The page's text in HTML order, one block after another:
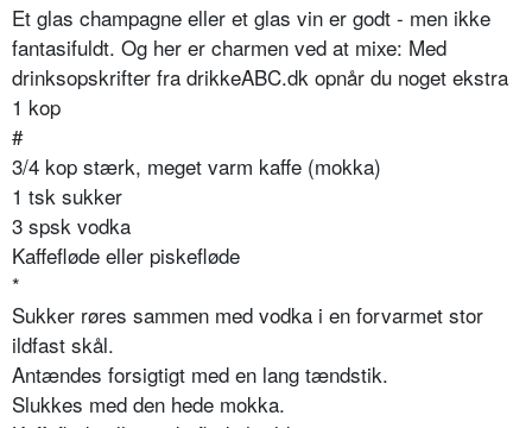
Et glas champagne eller et glas vin er godt - men ikke
fantasifuldt. Og her er charmen ved at mixe: Med
drinksopskrifter fra drikkeABC.dk opnår du noget ekstra
1 kop
#
3/4 kop stærk, meget varm kaffe (mokka)
1 tsk sukker
3 spsk vodka
Kaffefløde eller piskefløde
*
Sukker røres sammen med vodka i en forvarmet stor
ildfast skål.
Antændes forsigtigt med en lang tændstik.
Slukkes med den hede mokka.